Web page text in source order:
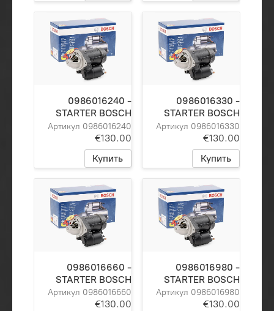
0986016240 -
STARTER BOSCH
Артикул 0986016240
€130.00
Купить
0986016330 -
STARTER BOSCH
Артикул 0986016330
€130.00
Купить
0986016660 -
STARTER BOSCH
Артикул 0986016660
€130.00
0986016980 -
STARTER BOSCH
Артикул 0986016980
€130.00